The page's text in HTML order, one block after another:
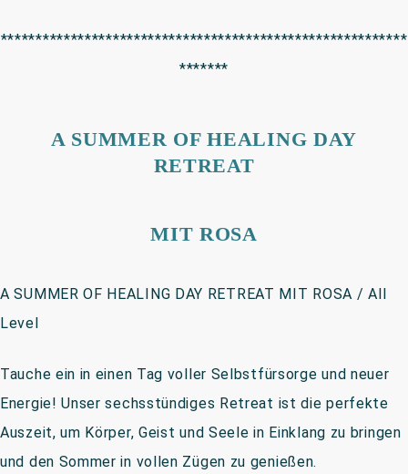
**********************************************************
*******
A SUMMER OF HEALING DAY
RETREAT
MIT ROSA
A SUMMER OF HEALING DAY RETREAT MIT ROSA / All
Level
Tauche ein in einen Tag voller Selbstfürsorge und neuer
Energie! Unser sechsstündiges Retreat ist die perfekte
Auszeit, um Körper, Geist und Seele in Einklang zu bringen
und den Sommer in vollen Zügen zu genießen.